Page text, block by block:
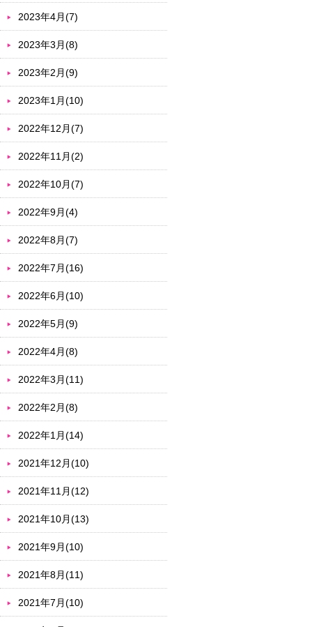
2023年4月(7)
2023年3月(8)
2023年2月(9)
2023年1月(10)
2022年12月(7)
2022年11月(2)
2022年10月(7)
2022年9月(4)
2022年8月(7)
2022年7月(16)
2022年6月(10)
2022年5月(9)
2022年4月(8)
2022年3月(11)
2022年2月(8)
2022年1月(14)
2021年12月(10)
2021年11月(12)
2021年10月(13)
2021年9月(10)
2021年8月(11)
2021年7月(10)